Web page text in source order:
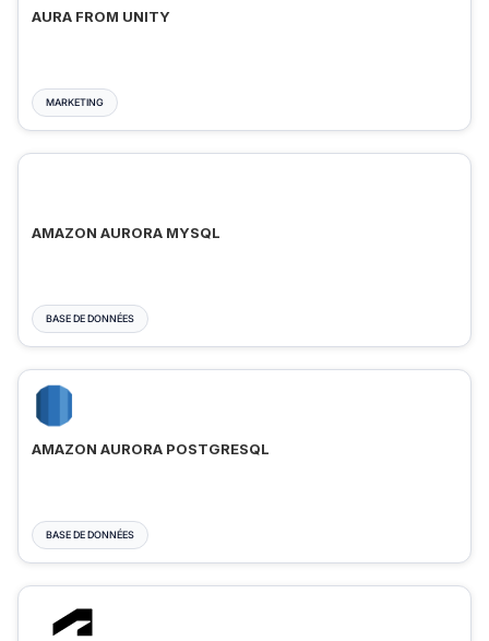
AURA FROM UNITY
MARKETING
AMAZON AURORA MYSQL
BASE DE DONNÉES
AMAZON AURORA POSTGRESQL
BASE DE DONNÉES